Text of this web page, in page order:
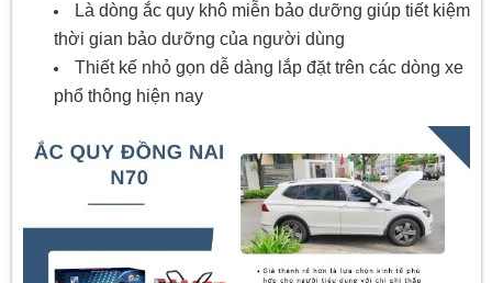
Là dòng ắc quy khô miễn bảo dưỡng giúp tiết kiệm
thời gian bảo dưỡng của người dùng
Thiết kế nhỏ gọn dễ dàng lắp đặt trên các dòng xe
phổ thông hiện nay